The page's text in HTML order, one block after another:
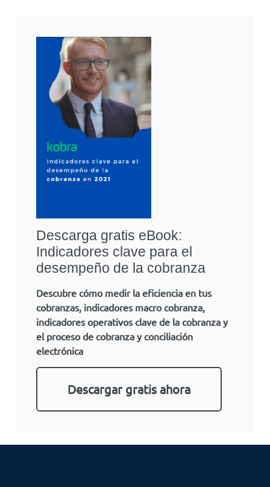
Descarga gratis eBook:
Indicadores clave para el
desempeño de la cobranza
Descubre cómo medir la eficiencia en tus
cobranzas, indicadores macro cobranza,
indicadores operativos clave de la cobranza y
el proceso de cobranza y conciliación
electrónica
Descargar gratis ahora